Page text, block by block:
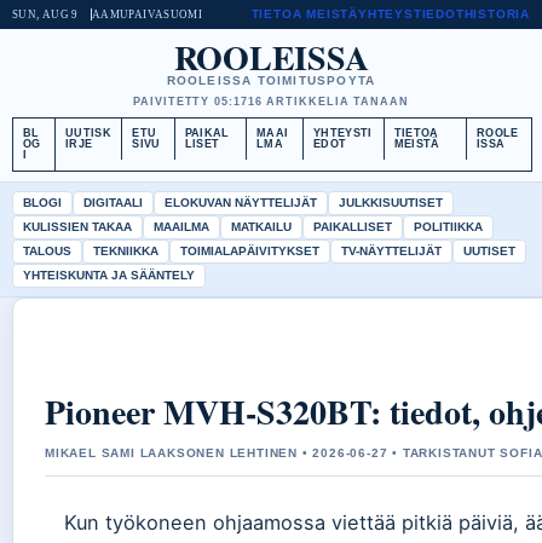
SUN, AUG 9 AAMUPAIVASUOMI TIETOA MEISTÄYHTEYSTIEDOTHISTORIA
ROOLEISSA
ROOLEISSA TOIMITUSPOYTA
PAIVITETTY 05:1716 ARTIKKELIA TANAAN
BL
OG
UUTISK
IRJE
ETU
SIVU
PAIKAL
LISET
MAAI
LMA
YHTEYSTI
EDOT
TIETOA
MEISTÄ
ROOLE
ISSA
BLOGI DIGITAALI ELOKUVAN NÄYTTELIJÄT
JULKKISUUTISET
KULISSIEN TAKAA
MAAILMA MATKAILU PAIKALLISET
POLITIIKKA
TALOUS
TEKNIIKKA TOIMIALAPÄIVITYKSET TV-NÄYTTELIJÄT
UUTISET
YHTEISKUNTA JA SÄÄNTELY
Pioneer MVH-S320BT: tiedot,
MIKAEL SAMI LAAKSONEN LEHTINEN • 2026-06-27 • TARKISTANUT
Kun työkoneen ohjaamossa viettää pitkiä päiviä,